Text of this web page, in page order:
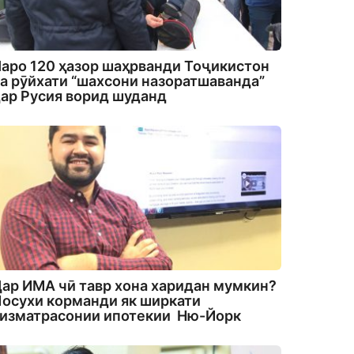
120 ҳазор шаҳрванди Тоҷикистон
рӯйхати “шахсони назоратшаванда”
Русия ворид шуданд
ИМА чӣ тавр хона харидан мумкин?
корманди як ширкати
ипотекии Ню-Йорк